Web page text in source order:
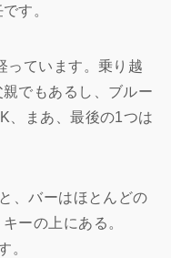
す。
っています。乗り越
でもあるし、ブルー
、まあ、最後の1つは
、バーはほとんどの
ーの上にある。
。